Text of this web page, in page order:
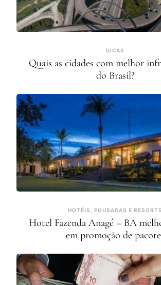
DICAS
Quais as cidades com melhor
do Brasil?
HOTÉIS, POUSADAS E RESORTS
Hotel Fazenda Anagé – BA
em promoção de